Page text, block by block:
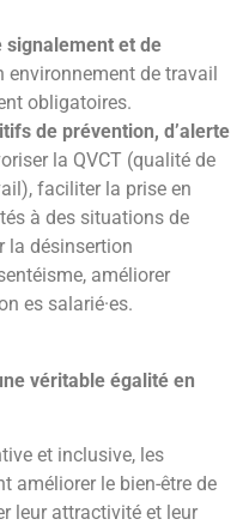
signalement et de
environnement de travail
obligatoires.
de prévention, d’alerte
la QVCT (qualité de
faciliter la prise en
à des situations de
la désinsertion
améliorer
es salarié·es.
véritable égalité en
et inclusive, les
améliorer le bien-être de
leur attractivité et leur